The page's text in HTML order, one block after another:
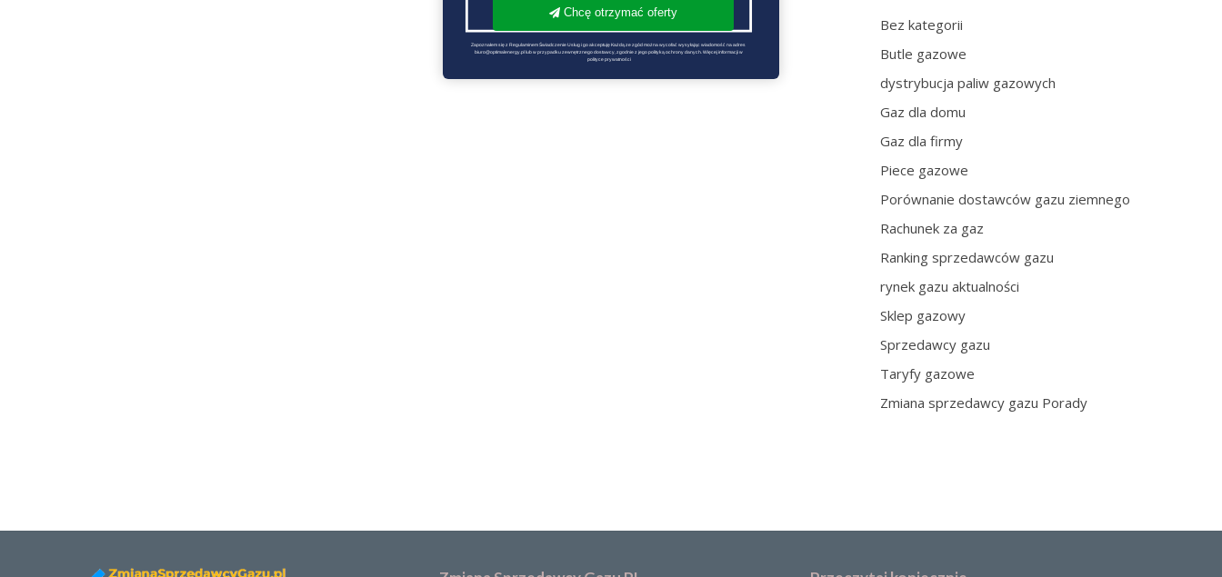
Bez kategorii
Butle gazowe
dystrybucja paliw gazowych
Gaz dla domu
Gaz dla firmy
Piece gazowe
Porównanie dostawców gazu ziemnego
Rachunek za gaz
Ranking sprzedawców gazu
rynek gazu aktualności
Sklep gazowy
Sprzedawcy gazu
Taryfy gazowe
Zmiana sprzedawcy gazu Porady
Chcę otrzymać oferty
Zapoznałem się z Regulaminem Świadczenie Usług i go akceptuję Każdą ze zgód można wycofać wysyłając wiadomość na adres
biuro@optimalenergy.pl lub w przypadku zewnętrznego dostawcy, zgodnie z jego polityką ochrony danych. Więcej informacji w
polityce prywatności